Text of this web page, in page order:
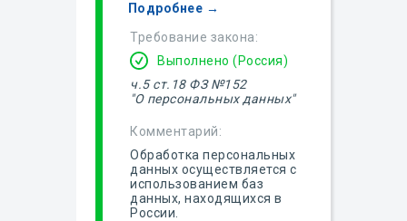
Требование закона:
Комментарий:
Выполнено (Россия)
Обработка персональных
данных осуществляется с
использованием баз
данных, находящихся в
России.
ч.5 ст.18 ФЗ №152
"О персональных данных"
Подробнее →